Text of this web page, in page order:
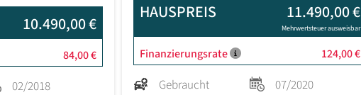
10.490,00 €
84,00 €
02/2018
HAUSPREIS 11.490,00 €
Mehrwertsteuer ausweisbar
Finanzierungsrate 124,00 €
Gebraucht
07/2020